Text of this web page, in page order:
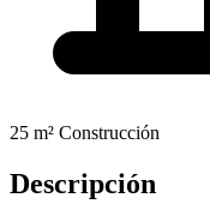
25 m² Construcción
Descripción